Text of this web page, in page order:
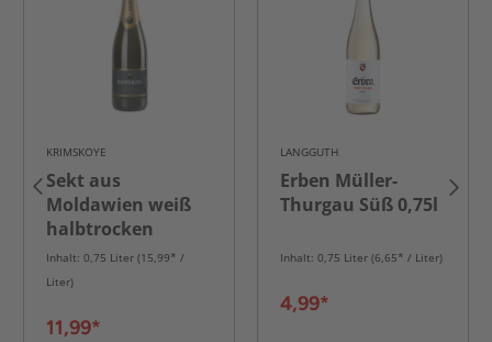
KRIMSKOYE
Sekt aus
Moldawien weiß
halbtrocken
Inhalt: 0,75 Liter (15,99* /
Liter)
11,99*
LANGGUTH
Erben Müller-
Thurgau Süß 0,75l
Inhalt: 0,75 Liter (6,65* / Liter)
4,99*